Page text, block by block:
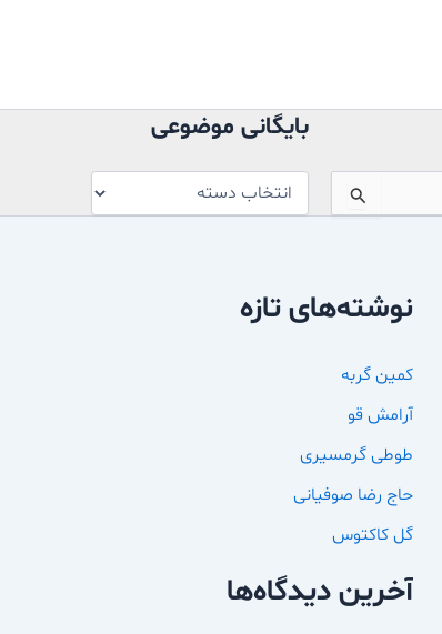
بایگانی موضوعی
نوشته‌های تازه
کمین گربه
آرامش قو
طوطی گرمسیری
حاج رضا صوفیانی
گل کاکتوس
آخرین دیدگاه‌ها